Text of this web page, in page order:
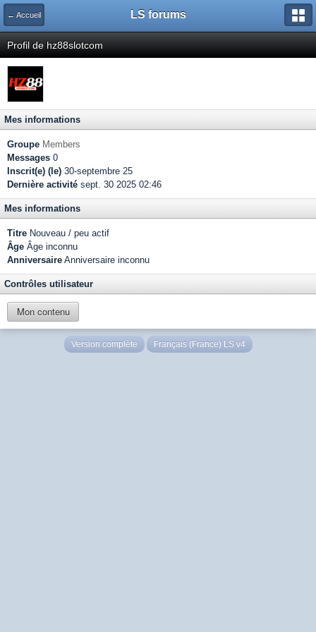
← Accueil LS forums
Profil de hz88slotcom
Mes informations
Groupe Members
Messages 0
Inscrit(e) (le) 30-septembre 25
Dernière activité sept. 30 2025 02:46
Mes informations
Titre Nouveau / peu actif
Âge Âge inconnu
Anniversaire Anniversaire inconnu
Contrôles utilisateur
Mon contenu
Version complète Français (France) LS v4